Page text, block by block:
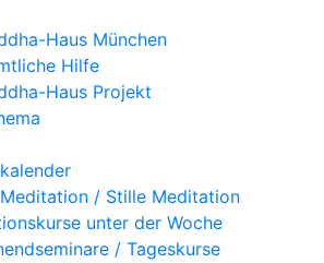
Haus München
Hilfe
Haus Projekt
/ Stille Meditation
unter der Woche
/ Tageskurse